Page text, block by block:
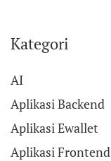
Kategori
AI
Aplikasi Backend
Aplikasi Ewallet
Aplikasi Frontend